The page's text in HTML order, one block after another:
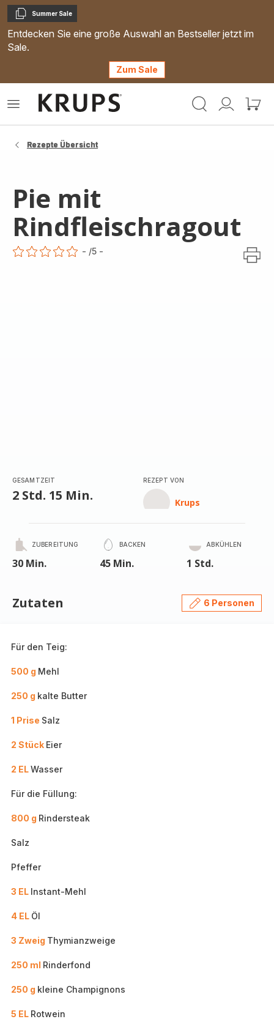
Kopieren
Summer Sale
Entdecken Sie eine große Auswahl an Bestseller jetzt im
Sale.
Zum Sale
Mein
Mein
Das
Rezepte Übersicht
Pie mit
Rindfleischragout
- /5 -
GESAMTZEIT
2 Std. 15 Min.
REZEPT VON
Krups
ZUBEREITUNG
30 Min.
BACKEN
45 Min.
ABKÜHLEN
1 Std.
Zutaten 6 Personen
Für den Teig:
500 g Mehl
250 g kalte Butter
1 Prise Salz
2 Stück Eier
2 ELWasser
Für die Füllung:
800 g Rindersteak
Salz
Pfeffer
3 EL Instant-Mehl
4 EL Öl
3 Zweig Thymianzweige
250 ml Rinderfond
250 g kleine Champignons
5 EL Rotwein